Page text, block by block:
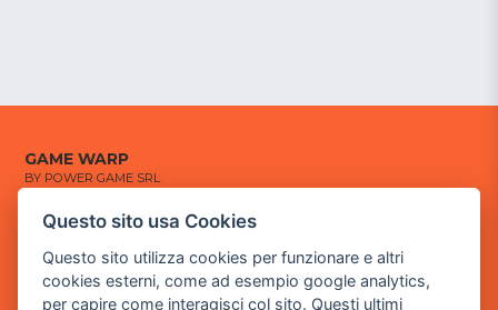
GAME WARP
BY POWER GAME SRL
Sede Legale
via Villaggio dei Platani, 3
- 25014 Castenedolo, Brescia
Questo sito usa Cookies
Questo sito utilizza cookies per funzionare e altri
cookies esterni, come ad esempio google analytics,
per capire come interagisci col sito. Questi ultimi